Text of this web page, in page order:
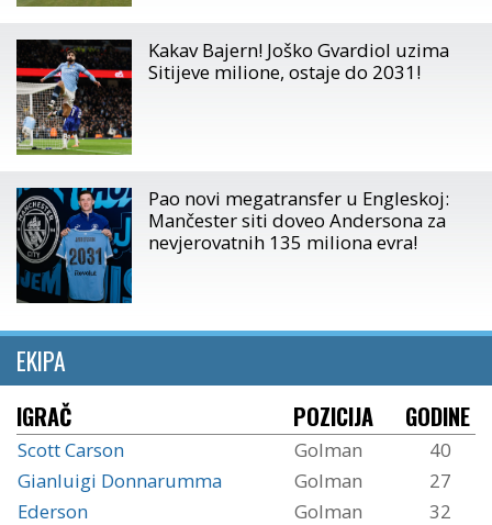
Kakav Bajern! Joško Gvardiol uzima
Sitijeve milione, ostaje do 2031!
Pao novi megatransfer u Engleskoj:
Mančester siti doveo Andersona za
nevjerovatnih 135 miliona evra!
EKIPA
IGRAČ POZICIJA GODINE
Scott Carson Golman
40
Gianluigi Donnarumma
Golman
27
Ederson
Golman
32